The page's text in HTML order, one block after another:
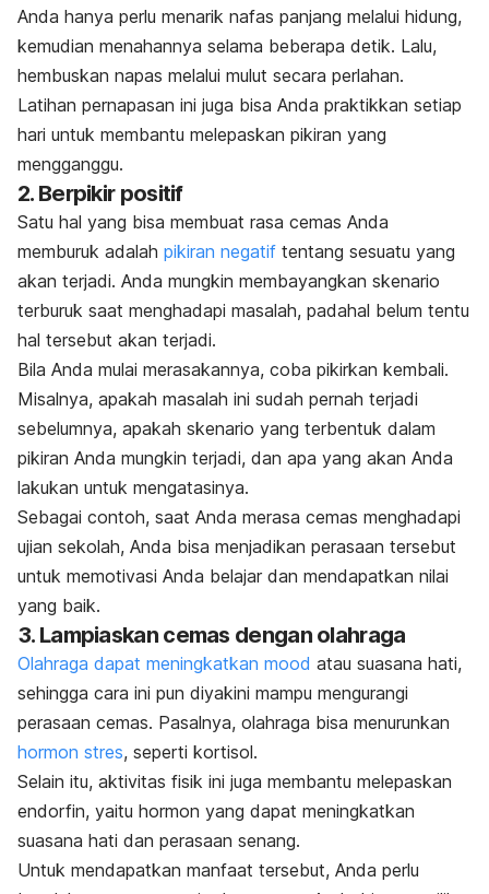
Anda hanya perlu menarik nafas panjang melalui hidung,
kemudian menahannya selama beberapa detik. Lalu,
hembuskan napas melalui mulut secara perlahan.
Latihan pernapasan ini juga bisa Anda praktikkan setiap
hari untuk membantu melepaskan pikiran yang
mengganggu.
2. Berpikir positif
Satu hal yang bisa membuat rasa cemas Anda
memburuk adalah pikiran negatif tentang sesuatu yang
akan terjadi. Anda mungkin membayangkan skenario
terburuk saat menghadapi masalah, padahal belum tentu
hal tersebut akan terjadi.
Bila Anda mulai merasakannya, coba pikirkan kembali.
Misalnya, apakah masalah ini sudah pernah terjadi
sebelumnya, apakah skenario yang terbentuk dalam
pikiran Anda mungkin terjadi, dan apa yang akan Anda
lakukan untuk mengatasinya.
Sebagai contoh, saat Anda merasa cemas menghadapi
ujian sekolah, Anda bisa menjadikan perasaan tersebut
untuk memotivasi Anda belajar dan mendapatkan nilai
yang baik.
3. Lampiaskan cemas dengan olahraga
Olahraga dapat meningkatkan mood atau suasana hati,
sehingga cara ini pun diyakini mampu mengurangi
perasaan cemas. Pasalnya, olahraga bisa menurunkan
hormon stres, seperti kortisol.
Selain itu, aktivitas fisik ini juga membantu melepaskan
endorfin, yaitu hormon yang dapat meningkatkan
suasana hati dan perasaan senang.
Untuk mendapatkan manfaat tersebut, Anda perlu